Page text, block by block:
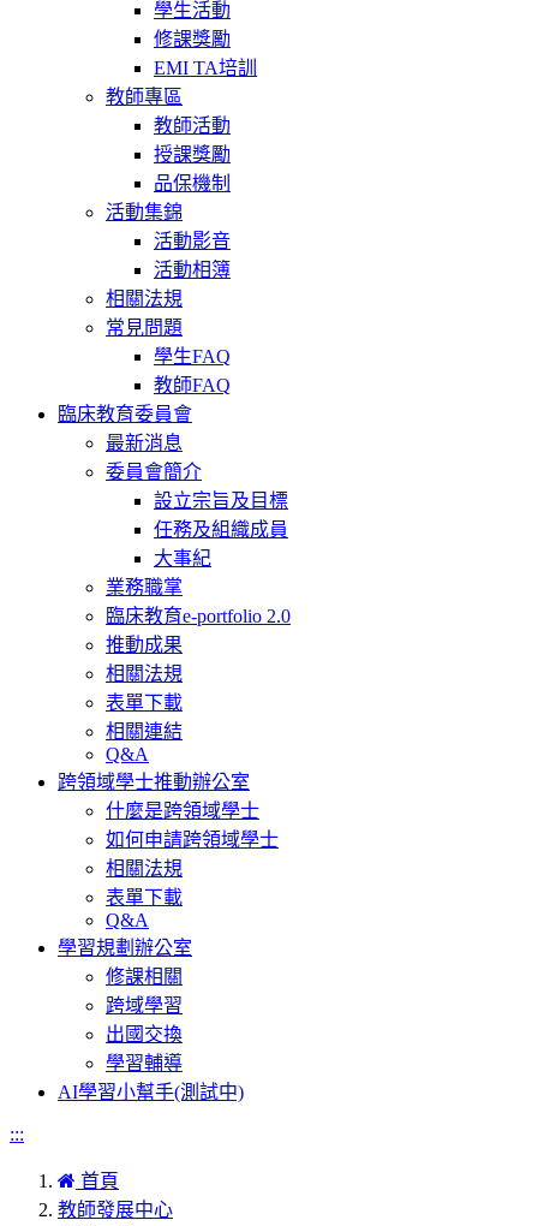
學生活動
修課獎勵
EMI TA培訓
教師專區
教師活動
授課獎勵
品保機制
活動集錦
活動影音
活動相簿
相關法規
常見問題
學生FAQ
教師FAQ
臨床教育委員會
最新消息
委員會簡介
設立宗旨及目標
任務及組織成員
大事紀
業務職掌
臨床教育e-portfolio 2.0
推動成果
相關法規
表單下載
相關連結
Q&A
跨領域學士推動辦公室
什麼是跨領域學士
如何申請跨領域學士
相關法規
表單下載
Q&A
學習規劃辦公室
修課相關
跨域學習
出國交換
學習輔導
AI學習小幫手(測試中)
:::
首頁
教師發展中心